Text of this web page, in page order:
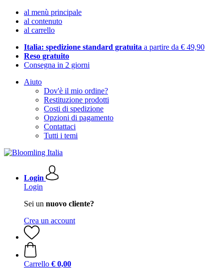
al menù principale
al contenuto
al carrello
Italia: spedizione standard gratuita a partire da € 49,90
Reso gratuito
Consegna in 2 giorni
Aiuto
Dov'è il mio ordine?
Restituzione prodotti
Costi di spedizione
Opzioni di pagamento
Contattaci
Tutti i temi
Login
Login
Sei un nuovo cliente?
Crea un account
Carrello € 0,00